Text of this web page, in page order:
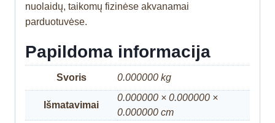
nuolaidų, taikomų fizinėse akvanamai
parduotuvėse.
Papildoma informacija
Svoris 0.000000 kg
Išmatavimai
0.000000 × 0.000000 ×
0.000000 cm